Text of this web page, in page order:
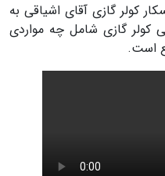
کولر گازی آقای اشیاقی به
گازی شامل چه مواردی
است.